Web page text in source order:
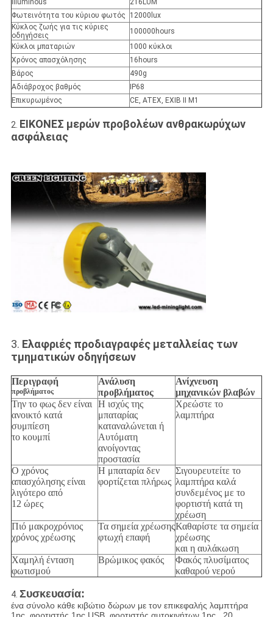
Illuminous
216LUM
Φωτεινότητα του κύριου φωτός
12000lux
Κύκλος ζωής για τις κύριες
οδηγήσεις
100000hours
Κύκλοι μπαταριών
1000 κύκλοι
Χρόνος απασχόλησης
16hours
Βάρος
490g
Αδιάβροχος βαθμός
IP68
Επικυρωμένος
CE, ATEX, EXIB ΙΙ M1
2. ΕΙΚΟΝΕΣ μερών προβολέων ανθρακωρύχων
ασφάλειας
3. Ελαφριές προδιαγραφές μεταλλείας των
τμηματικών οδηγήσεων
Περιγραφή
προβλήματος
Ανάλυση
προβλήματος
Ανίχνευση
μηχανικών βλαβών
Την το φως δεν είναι
ανοικτό κατά
συμπίεση
το κουμπί
Η ισχύς της
μπαταρίας
καταναλώνεται ή
Αυτόματη
ανοίγοντας
προστασία
Χρεώστε το
λαμπτήρα
Ο χρόνος
απασχόλησης είναι
λιγότερο από
12 ώρες
Η μπαταρία δεν
φορτίζεται πλήρως
Σιγουρευτείτε το
λαμπτήρα καλά
συνδεμένος με το
φορτιστή κατά τη
χρέωση
Πιό μακροχρόνιος
χρόνος χρέωσης
Τα σημεία χρέωσης
φτωχή επαφή
Καθαρίστε τα σημεία
χρέωσης
και η αυλάκωση
Χαμηλή ένταση
φωτισμού
Βρώμικος φακός
Φακός πλυσίματος
καθαρού νερού
4. Συσκευασία:
ένα σύνολο κάθε κιβώτιο δώρων με τον επικεφαλής λαμπτήρα
1pc, φορτιστής 1pc USB, φορτιστής αυτοκινήτων 1pc., 20